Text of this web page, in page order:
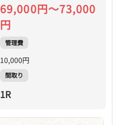
69,000円～73,000
円
管理費
10,000円
間取り
1R